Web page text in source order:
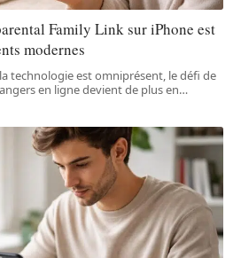
Family Link sur iPhone est
modernes
technologie est omniprésent, le défi de
en ligne devient de plus en…